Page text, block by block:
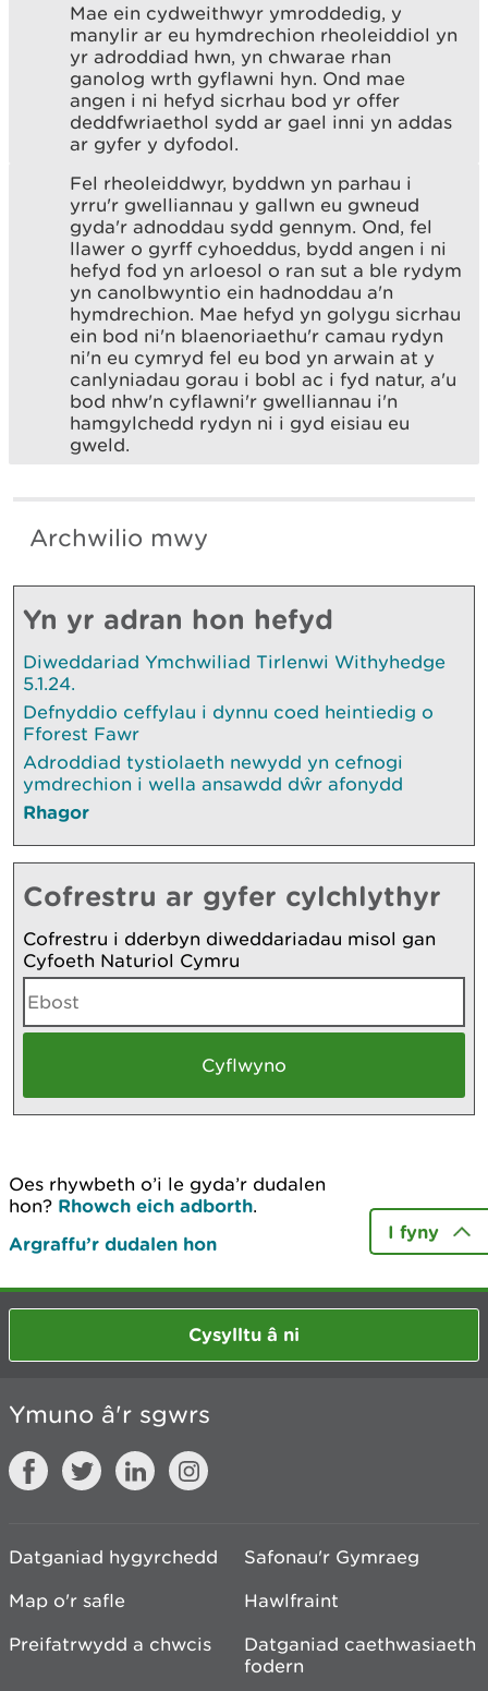
Mae ein cydweithwyr ymroddedig, y
manylir ar eu hymdrechion rheoleiddiol yn
yr adroddiad hwn, yn chwarae rhan
ganolog wrth gyflawni hyn. Ond mae
angen i ni hefyd sicrhau bod yr offer
deddfwriaethol sydd ar gael inni yn addas
ar gyfer y dyfodol.
Fel rheoleiddwyr, byddwn yn parhau i
yrru'r gwelliannau y gallwn eu gwneud
gyda'r adnoddau sydd gennym. Ond, fel
llawer o gyrff cyhoeddus, bydd angen i ni
hefyd fod yn arloesol o ran sut a ble rydym
yn canolbwyntio ein hadnoddau a'n
hymdrechion. Mae hefyd yn golygu sicrhau
ein bod ni'n blaenoriaethu'r camau rydyn
ni'n eu cymryd fel eu bod yn arwain at y
canlyniadau gorau i bobl ac i fyd natur, a'u
bod nhw'n cyflawni'r gwelliannau i'n
hamgylchedd rydyn ni i gyd eisiau eu
gweld.
Archwilio mwy
Yn yr adran hon hefyd
Diweddariad Ymchwiliad Tirlenwi Withyhedge
5.1.24.
Defnyddio ceffylau i dynnu coed heintiedig o
Fforest Fawr
Adroddiad tystiolaeth newydd yn cefnogi
ymdrechion i wella ansawdd dŵr afonydd
Rhagor
Cofrestru ar gyfer cylchlythyr
Cofrestru i dderbyn diweddariadau misol gan
Cyfoeth Naturiol Cymru
Oes rhywbeth o’i le gyda’r dudalen
hon? Rhowch eich adborth.
Argraffu’r dudalen hon
I fyny
Cysylltu â ni
Ymuno â'r sgwrs
Datganiad hygyrchedd
Safonau'r Gymraeg
Map o'r safle
Hawlfraint
Preifatrwydd a chwcis
Datganiad caethwasiaeth
fodern